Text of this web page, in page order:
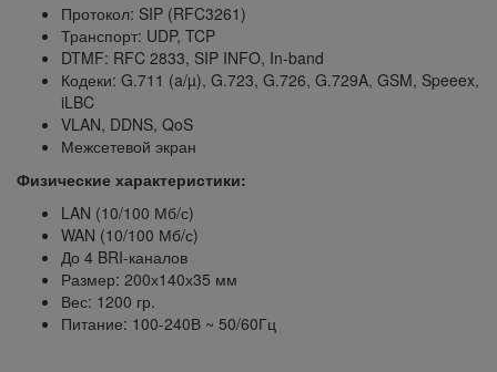
Протокол: SIP (RFC3261)
Транспорт: UDP, TCP
DTMF: RFC 2833, SIP INFO, In-band
Кодеки: G.711 (a/µ), G.723, G.726, G.729A, GSM, Speeex,
iLBC
VLAN, DDNS, QoS
Межсетевой экран
Физические характеристики:
LAN (10/100 Мб/с)
WAN (10/100 Мб/с)
До 4 BRI-каналов
Размер: 200х140х35 мм
Вес: 1200 гр.
Питание: 100-240В ~ 50/60Гц